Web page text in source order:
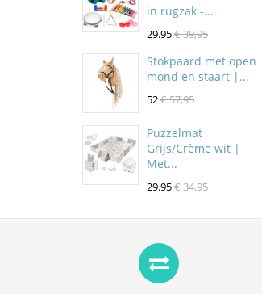
in rugzak -...
29.95€ 39,95
Stokpaard met open
mond en staart |...
52€ 57,95
Puzzelmat
Grijs/Crème wit |
Met...
29.95€ 34,95